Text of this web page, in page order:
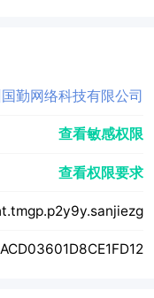
勤网络科技有限公司
查看敏感权限
查看权限要求